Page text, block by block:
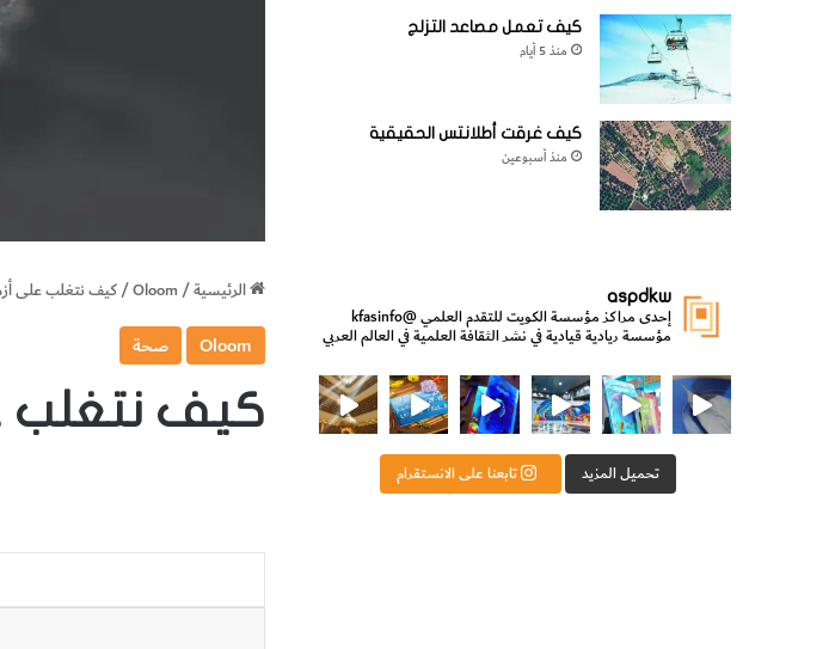
الرئيسية/
Oloom
/كيف نتغلب على
Oloom صحة
كيف نتغلب
كيف تعمل مصاعد التزلج
منذ 5 أيام
كيف غرقت أطلانتس الحقيقية
منذ أسبوعين
aspdkw
إحدى مراكز مؤسسة الكويت للتقدم العلمي@kfasinfo
مؤسسة ريادية قيادية في نشر الثقافة العلمية في العالم العربي
ووزير الدولة لشؤون الش
من الأعماق نكتشف ومن الكتب نتعلّم⁨ رجعنا! ما كنّا بعيد! مجهزين لكم كل جديد!⁩
تحميل المزيد تابعنا على الانستقرام